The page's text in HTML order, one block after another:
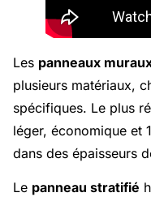
Les panneaux
plusieurs matériaux,
spécifiques. Le plus
léger, économique et
dans des épaisseurs
Le panneau stratifié